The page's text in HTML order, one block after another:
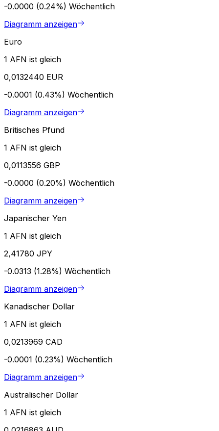
-0.0000 (0.24%) Wöchentlich
Diagramm anzeigen
Euro
1 AFN ist gleich
0,0132440 EUR
-0.0001 (0.43%) Wöchentlich
Diagramm anzeigen
Britisches Pfund
1 AFN ist gleich
0,0113556 GBP
-0.0000 (0.20%) Wöchentlich
Diagramm anzeigen
Japanischer Yen
1 AFN ist gleich
2,41780 JPY
-0.0313 (1.28%) Wöchentlich
Diagramm anzeigen
Kanadischer Dollar
1 AFN ist gleich
0,0213969 CAD
-0.0001 (0.23%) Wöchentlich
Diagramm anzeigen
Australischer Dollar
1 AFN ist gleich